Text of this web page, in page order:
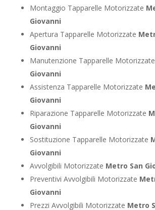
Montaggio Tapparelle Motorizzate
Giovanni
Apertura Tapparelle Motorizzate
Giovanni
Manutenzione Tapparelle Motorizzate
Giovanni
Assistenza Tapparelle Motorizzate
Giovanni
Riparazione Tapparelle Motorizzate
Giovanni
Sostituzione Tapparelle Motorizzate
Giovanni
Avvolgibili Motorizzate Metro San
Preventivi Avvolgibili Motorizzate
Giovanni
Prezzi Avvolgibili Motorizzate Metro